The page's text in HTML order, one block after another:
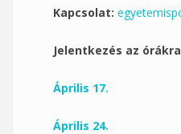
Kapcsolat:
Jelentkezés az
Április 17.
Április 24.